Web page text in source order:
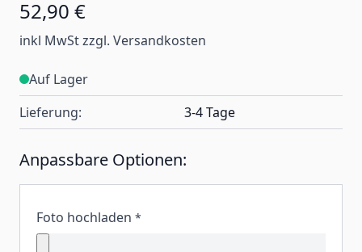
52,90 €
inkl MwSt zzgl. Versandkosten
Auf Lager
Lieferung:
3-4 Tage
Anpassbare Optionen:
Foto hochladen *